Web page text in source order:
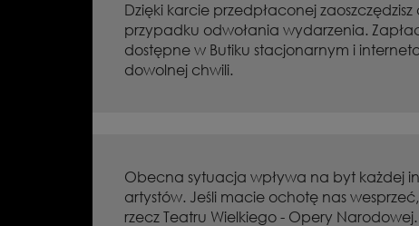
Dzięki karcie przedpłaconej
przypadku odwołania wydarzenia.
dostępne w Butiku stacjonarnym i
dowolnej chwili.
Obecna sytuacja wpływa na byt każdej
artystów. Jeśli macie ochotę nas
rzecz Teatru Wielkiego - Opery Narodowej.